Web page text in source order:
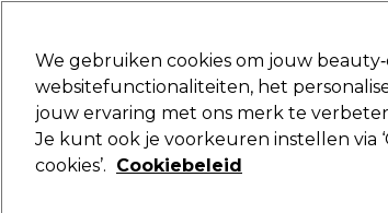
Merken Deals
Volgende dag geleverd*
We gebruiken cookies om jouw
websitefunctionaliteiten, het
jouw ervaring met ons merk te
Je kunt ook je voorkeuren instellen via
cookies’. Cookiebeleid